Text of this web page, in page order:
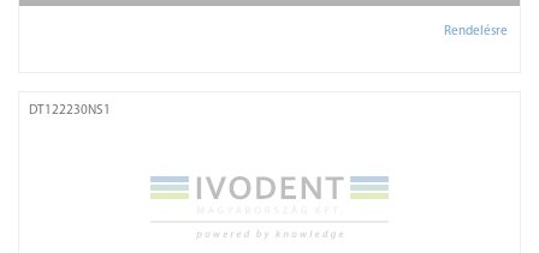
Rendelésre
DT122230NS1